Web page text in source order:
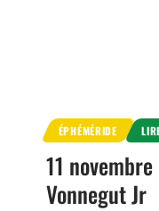
ÉPHÉMÉRIDE
11
Vonnegut Jr